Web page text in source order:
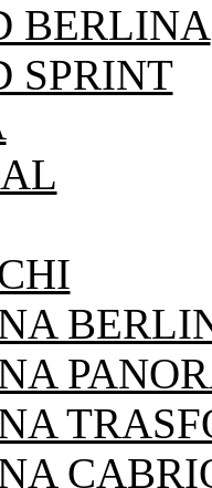
BERLINA
SPRINT